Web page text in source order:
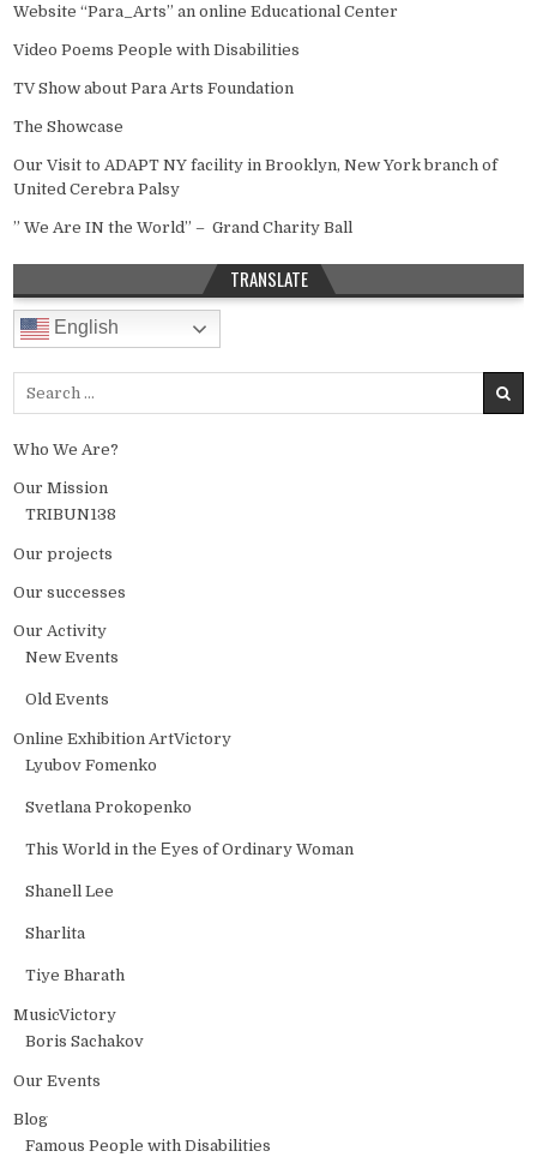
Website “Para_Arts” an online Educational Center
Video Poems People with Disabilities
TV Show about Para Arts Foundation
The Showcase
Our Visit to ADAPT NY facility in Brooklyn, New York branch of
United Cerebra Palsy
” We Are IN the World” – Grand Charity Ball
TRANSLATE
English
Who We Are?
Our Mission
TRIBUN138
Our projects
Our successes
Our Activity
New Events
Old Events
Online Exhibition ArtVictory
Lyubov Fomenko
Svetlana Prokopenko
This World in the Еyes of Ordinary Woman
Shanell Lee
Sharlita
Tiye Bharath
MusicVictory
Boris Sachakov
Our Events
Blog
Famous People with Disabilities